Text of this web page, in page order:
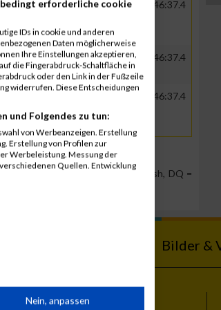
00:45:33.7 01:46:37.4
00:45:33.7 01:46:37.4
00:45:33.7 01:46:37.4
Did not start, DNF = Did not finish, DQ =
Bilder &
erforderliche cookie
IDs in cookie und anderen
Daten möglicherweise
Ihre Einstellungen akzeptieren,
die Fingerabdruck-Schaltfläche in
oder den Link in der Fußzeile
widerrufen. Diese Entscheidungen
und Folgendes zu tun:
von Werbeanzeigen. Erstellung
Erstellung von Profilen zur
Werbeleistung. Messung der
Quellen. Entwicklung
Nein, anpassen